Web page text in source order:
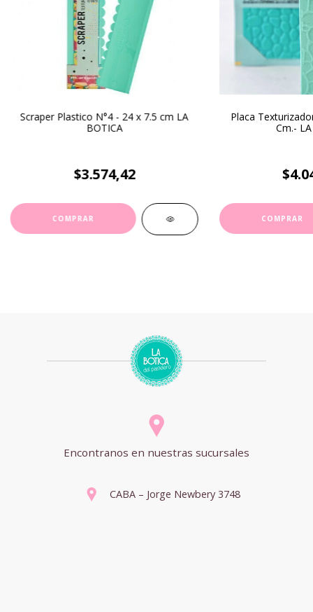
Scraper Plastico N°4 - 24 x 7.5 cm LA
BOTICA
$3.574,42
Placa
Cm.-
Encontranos en nuestras sucursales
CABA – Jorge Newbery 3748